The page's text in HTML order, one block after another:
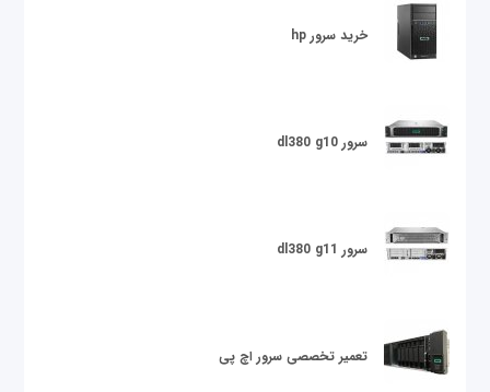
خرید سرور hp
سرور dl380 g10
سرور dl380 g11
تعمیر تخصصی سرور اچ پی